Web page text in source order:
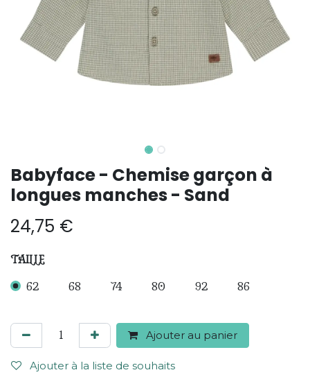
Babyface - Chemise garçon à
longues manches - Sand
24,75 €
TAILLE
62 68 74 80 92 86
Ajouter au panier
Ajouter à la liste de souhaits